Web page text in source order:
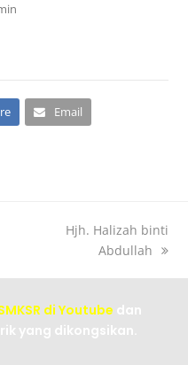
Email
Hjh. Halizah binti
Abdullah
di Youtube dan
yang dikongsikan.